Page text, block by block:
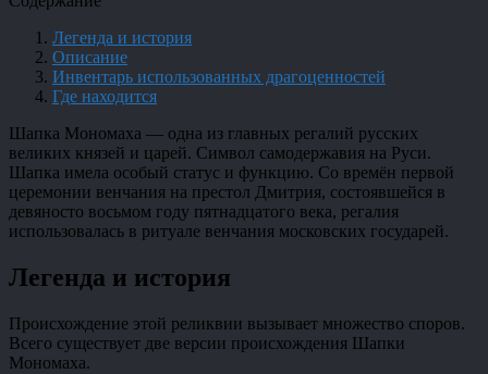
Легенда и история
Описание
Инвентарь использованных драгоценностей
Где находится
Шапка Мономаха — одна из главных регалий русских
великих князей и царей. Символ самодержавия на Руси.
Шапка имела особый статус и функцию. Со времён первой
церемонии венчания на престол Дмитрия, состоявшейся в
девяносто восьмом году пятнадцатого века, регалия
использовалась в ритуале венчания московских государей.
Легенда и история
Происхождение этой реликвии вызывает множество споров.
Всего существует две версии происхождения Шапки
Мономаха.